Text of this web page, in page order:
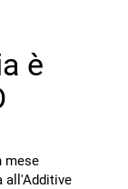
è
mese
all'Additive